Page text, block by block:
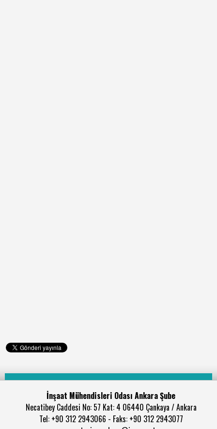
İnşaat Mühendisleri Odası Ankara Şube
Necatibey Caddesi No: 57 Kat: 4 06440 Çankaya / Ankara
Tel: +90 312 2943066 - Faks: +90 312 2943077